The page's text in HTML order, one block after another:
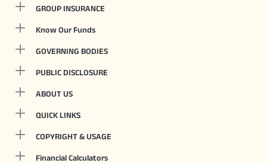
GROUP INSURANCE
Know Our Funds
GOVERNING BODIES
PUBLIC DISCLOSURE
ABOUT US
QUICK LINKS
COPYRIGHT & USAGE
Financial Calculators